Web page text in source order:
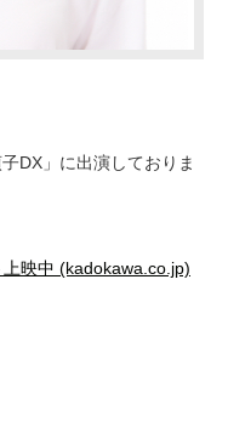
DX」に出演しておりま
映中 (kadokawa.co.jp)